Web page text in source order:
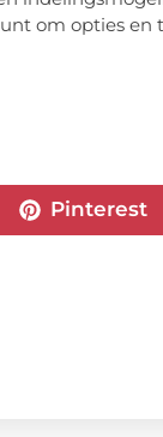
om opties en
Pinterest